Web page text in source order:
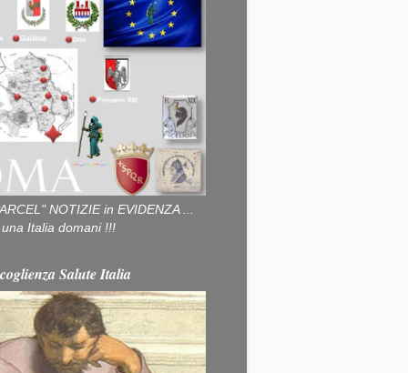
NOTIZIE in EVIDENZA ...
Italia domani !!!
Salute Italia